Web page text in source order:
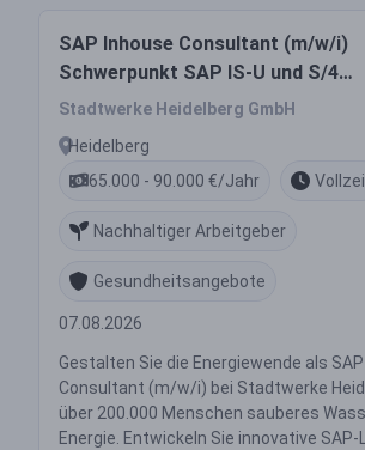
SAP Inhouse Consultant (m/w/i)
Schwerpunkt SAP IS-U und S/4
Utilities
Stadtwerke Heidelberg GmbH
Heidelberg
65.000 - 90.000 €/Jahr
Nachhaltiger Arbeitgeber
Gesundheitsangebote
07.08.2026
Gestalten Sie die Energiewende als
Consultant (m/w/i) bei Stadtwerke
über 200.000 Menschen sauberes
Energie. Entwickeln Sie innovative